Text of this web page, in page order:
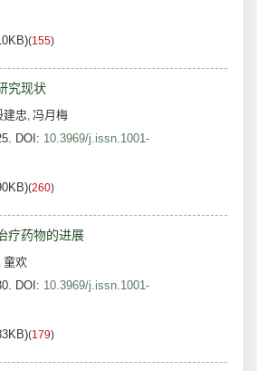
(155)
究现状
建忠, 冯月梅
DOI: 10.3969/j.issn.1001-
(260)
疗药物的进展
, 童欢
DOI: 10.3969/j.issn.1001-
(179)